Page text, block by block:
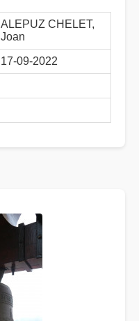
ALEPUZ CHELET,
Joan
17-09-2022